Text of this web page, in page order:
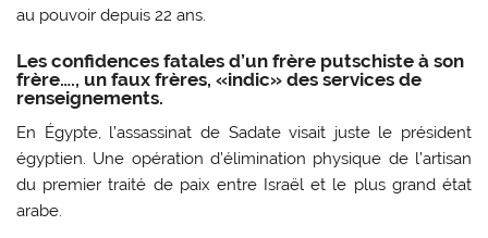
au pouvoir depuis 22 ans.
Les confidences fatales d’un frère putschiste à son
frère…., un faux frères, «indic» des services de
renseignements.
En Égypte, l’assassinat de Sadate visait juste le président
égyptien. Une opération d’élimination physique de l’artisan
du premier traité de paix entre Israël et le plus grand état
arabe.